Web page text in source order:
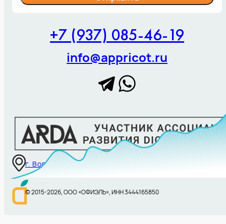
+7 (937) 085-46-19
info@appricot.ru
г. Волгоград,ул. Баррикадная, 1б, офис 311
© 2015-2026, ООО «ОФИЭЛЬ», ИНН 3444165850